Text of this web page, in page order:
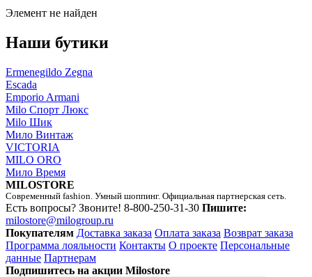
Элемент не найден
Наши бутики
Ermenegildo Zegna
Escada
Emporio Armani
Milo Спорт Люкс
Milo Шик
Мило Винтаж
VICTORIA
MILO ORO
Мило Время
MILOSTORE
Современный fashion. Умный шоппинг. Официальная партнерская сеть.
Есть вопросы? Звоните! 8-800-250-31-30 Пишите:
milostore@milogroup.ru
Покупателям Доставка заказа Оплата заказа Возврат заказа
Программа лояльности Контакты О проекте Персональные
данные Партнерам
Подпишитесь на акции Milostore